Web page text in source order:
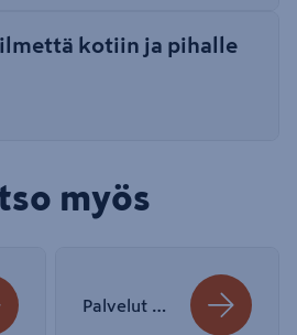
kotiin ja pihalle
myös